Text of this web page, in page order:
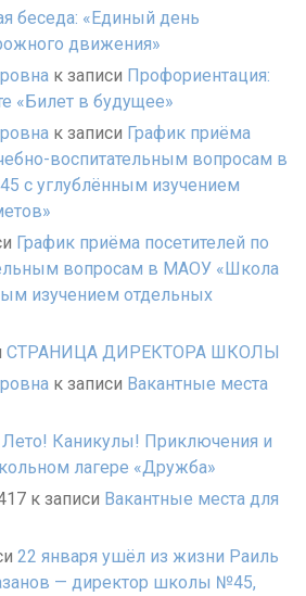
беседа: «Единый день
движения»
к записи Профориентация:
«Билет в будущее»
к записи График приёма
воспитательным вопросам в
с углублённым изучением
График приёма посетителей по
вопросам в МАОУ «Школа
изучением отдельных
СТРАНИЦА ДИРЕКТОРА ШКОЛЫ
к записи Вакантные места
Лето! Каникулы! Приключения и
лагере «Дружба»
к записи Вакантные места для
22 января ушёл из жизни Раиль
— директор школы №45,